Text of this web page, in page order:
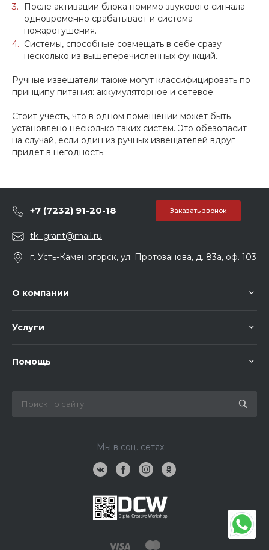
После активации блока помимо звукового сигнала
одновременно срабатывает и система
пожаротушения.
Системы, способные совмещать в себе сразу
несколько из вышеперечисленных функций.
Ручные извещатели также могут классифицировать по
принципу питания: аккумуляторное и сетевое.
Стоит учесть, что в одном помещении может быть
установлено несколько таких систем. Это обезопасит
на случай, если один из ручных извещателей вдруг
придет в негодность.
+7 (7232) 91-20-18 Заказать звонок
tk_grant@mail.ru
г. Усть-Каменогорск, ул. Протозанова, д. 83а, оф. 103
О компании
Услуги
Помощь
Мы в соц. сетях